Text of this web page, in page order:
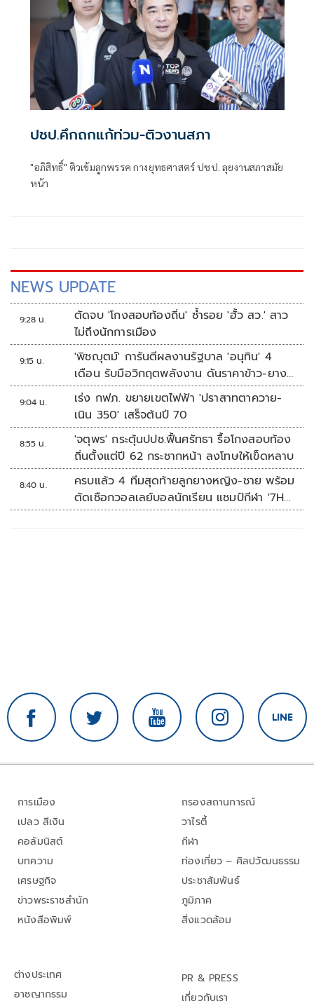
ปชป.คึกถกแก้ท่วม-ติวงานสภา
"อภิสิทธิ์" ติวเข้มลูกพรรค กางยุทธศาสตร์ ปชป. ลุยงานสภาสมัย
หน้า
NEWS UPDATE
9:28 น.
ตัดจบ 'โกงสอบท้องถิ่น' ซ้ำรอย 'ฮั้ว สว.' สาว
ไม่ถึงนักการเมือง
9:15 น.
'พิชญุตม์' การันตีผลงานรัฐบาล 'อนุทิน' 4
เดือน รับมือวิกฤตพลังงาน ดันราคาข้าว-ยาง-
ปาล์ม พุ่งต่อเนื่อง พร้อมอัดมาตรการช่วยลด
ต้นทุน-ขยายตลาดโลก
9:04 น.
เร่ง กฟภ. ขยายเขตไฟฟ้า 'ปราสาทตาควาย-
เนิน 350' เสร็จต้นปี 70
8:55 น.
'จตุพร' กระตุ้นปปช.ฟื้นศรัทธา รื้อโกงสอบท้อง
ถิ่นตั้งแต่ปี 62 กระชากหน้า ลงโทษให้เข็ดหลาบ
8:40 น.
ครบแล้ว 4 ทีมสุดท้ายลูกยางหญิง-ชาย พร้อม
ตัดเชือกวอลเลย์บอลนักเรียน แชมป์กีฬา '7HD
2026'
การเมือง
เปลว สีเงิน
คอลัมนิสต์
บทความ
เศรษฐกิจ
ข่าวพระราชสำนัก
หนังสือพิมพ์
กรองสถานการณ์
วาไรตี้
กีฬา
ท่องเที่ยว – ศิลปวัฒนธรรม
ประชาสัมพันธ์
ภูมิภาค
สิ่งแวดล้อม
ต่างประเทศ
อาชญากรรม
PR & PRESS
เกี่ยวกับเรา